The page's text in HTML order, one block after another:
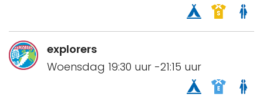
explorers
Woensdag 19:30 uur -21:15 uur